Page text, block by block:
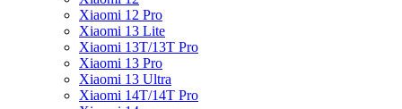
Xiaomi 12 Pro
Xiaomi 13 Lite
Xiaomi 13T/13T Pro
Xiaomi 13 Pro
Xiaomi 13 Ultra
Xiaomi 14T/14T Pro